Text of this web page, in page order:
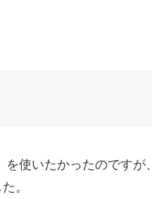
を使いたかったのですが
。